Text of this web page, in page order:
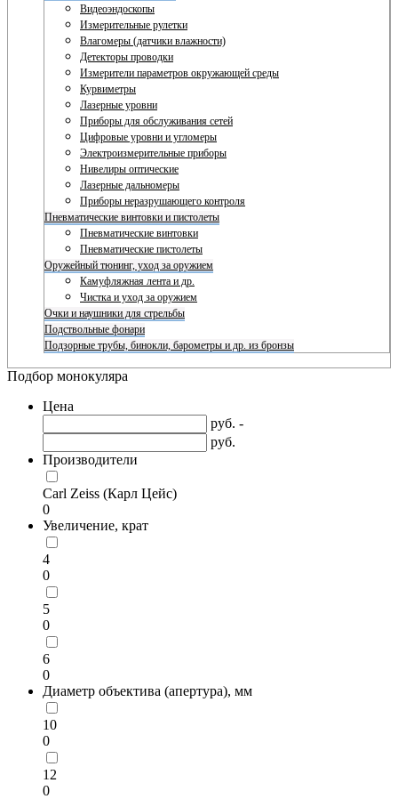
Видеоэндоскопы
Измерительные рулетки
Влагомеры (датчики влажности)
Детекторы проводки
Измерители параметров окружающей среды
Курвиметры
Лазерные уровни
Приборы для обслуживания сетей
Цифровые уровни и угломеры
Электроизмерительные приборы
Нивелиры оптические
Лазерные дальномеры
Приборы неразрушающего контроля
Пневматические винтовки и пистолеты
Пневматические винтовки
Пневматические пистолеты
Оружейный тюнинг, уход за оружием
Камуфляжная лента и др.
Чистка и уход за оружием
Очки и наушники для стрельбы
Подствольные фонари
Подзорные трубы, бинокли, барометры и др. из бронзы
Подбор монокуляра
Цена
руб. -
руб.
Производители
Carl Zeiss (Карл Цейс)
0
Увеличение, крат
4
0
5
0
6
0
Диаметр объектива (апертура), мм
10
0
12
0